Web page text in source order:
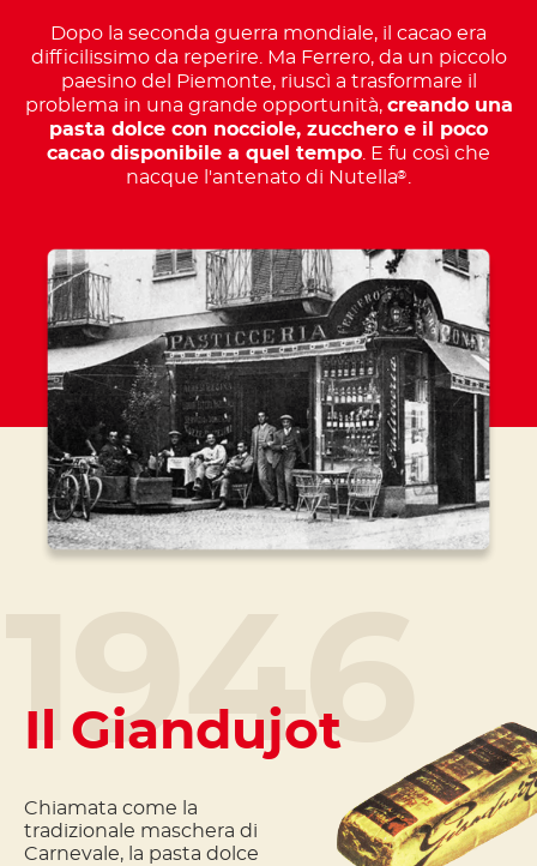
Dopo la seconda guerra mondiale, il cacao era
difficilissimo da reperire. Ma Ferrero, da un piccolo
paesino del Piemonte, riuscì a trasformare il
problema in una grande opportunità, creando una
pasta dolce con nocciole, zucchero e il poco
cacao disponibile a quel tempo. E fu così che
nacque l'antenato di Nutella® .
1946
Il Giandujot
Chiamata come la
tradizionale maschera di
Carnevale, la pasta dolce